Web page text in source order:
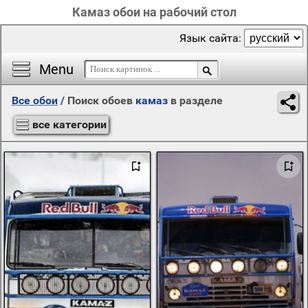
Камаз обои на рабочий стол
Menu
Язык сайта:
Все обои / Поиск обоев камаз в разделе
все категории